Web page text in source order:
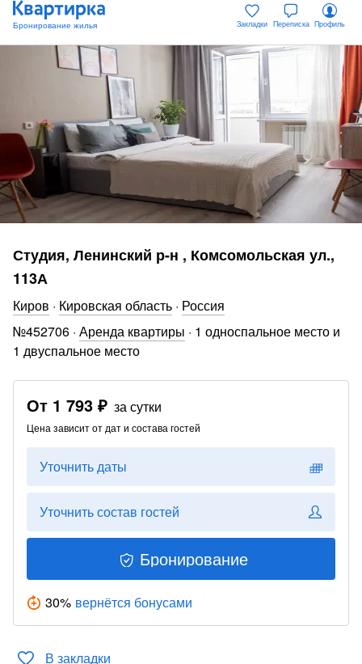
Закладки Переписка Профиль
Студия, Ленинский р-н , Комсомольская ул.,
113А
Киров · Кировская область · Россия
№452706 · Аренда квартиры · 1 односпальное место и
1 двуспальное место
От 1 793 ₽ за сутки
Цена зависит от дат и состава гостей
Уточнить даты
Уточнить состав гостей
Бронирование
30% вернётся бонусами
В закладки